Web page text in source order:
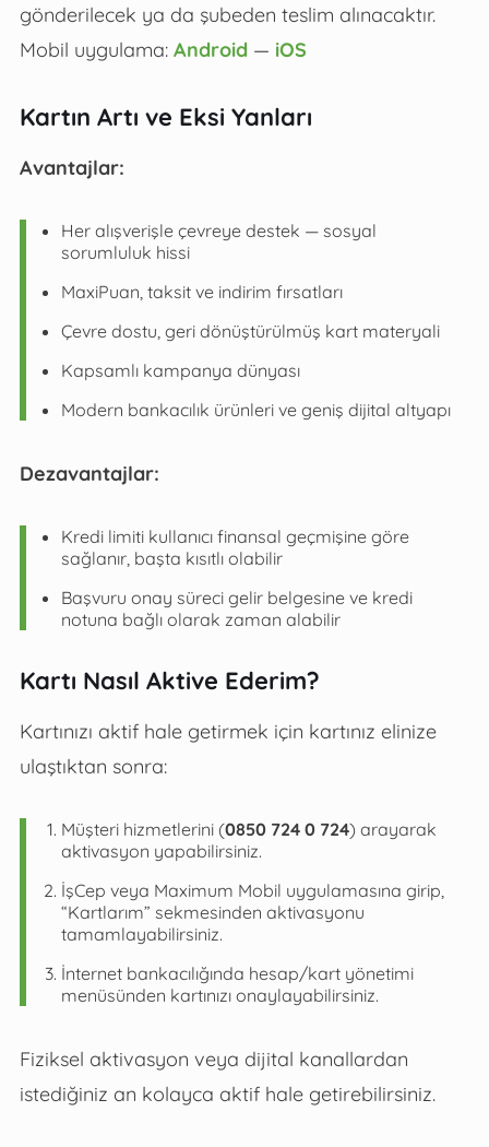
gönderilecek ya da şubeden teslim alınacaktır.
Mobil uygulama: Android— iOS
Kartın Artı ve Eksi Yanları
Avantajlar:
Her alışverişle çevreye destek — sosyal
sorumluluk hissi
MaxiPuan, taksit ve indirim fırsatları
Çevre dostu, geri dönüştürülmüş kart materyali
Kapsamlı kampanya dünyası
Modern bankacılık ürünleri ve geniş dijital altyapı
Dezavantajlar:
Kredi limiti kullanıcı finansal geçmişine göre
sağlanır, başta kısıtlı olabilir
Başvuru onay süreci gelir belgesine ve kredi
notuna bağlı olarak zaman alabilir
Kartı Nasıl Aktive Ederim?
Kartınızı aktif hale getirmek için kartınız elinize
ulaştıktan sonra:
Müşteri hizmetlerini (0850 724 0 724) arayarak
aktivasyon yapabilirsiniz.
İşCep veya Maximum Mobil uygulamasına girip,
“Kartlarım” sekmesinden aktivasyonu
tamamlayabilirsiniz.
İnternet bankacılığında hesap/kart yönetimi
menüsünden kartınızı onaylayabilirsiniz.
Fiziksel aktivasyon veya dijital kanallardan
istediğiniz an kolayca aktif hale getirebilirsiniz.